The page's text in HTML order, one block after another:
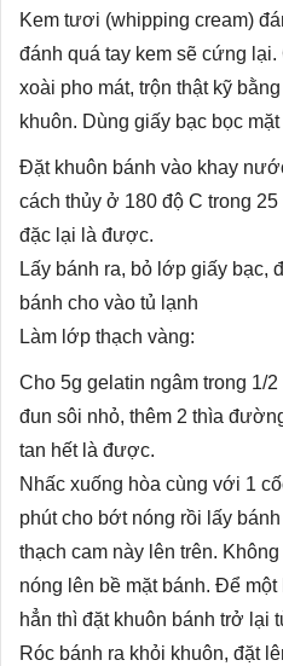
Kem tươi (whipping cream)
đánh quá tay kem sẽ cứng
xoài pho mát, trộn thật kỹ
khuôn. Dùng giấy bạc bọc
Đặt khuôn bánh vào khay
cách thủy ở 180 độ C trong
đặc lại là được.
Lấy bánh ra, bỏ lớp giấy bạc,
bánh cho vào tủ lạnh
Làm lớp thạch vàng:
Cho 5g gelatin ngâm trong 1/
đun sôi nhỏ, thêm 2 thìa
tan hết là được.
Nhấc xuống hòa cùng với 1
phút cho bớt nóng rồi lấy
thạch cam này lên trên.
nóng lên bề mặt bánh. Để
hẳn thì đặt khuôn bánh trở lại
Róc bánh ra khỏi khuôn, đặt